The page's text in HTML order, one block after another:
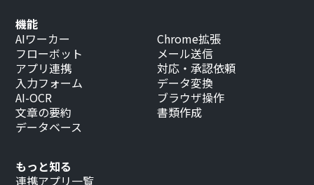
もっと知る
連携アプリ一覧
機能
AIワーカー
フローボット
アプリ連携
入力フォーム
AI-OCR
文章の要約
データベース
Chrome拡張
メール送信
対応・承認依頼
データ変換
ブラウザ操作
書類作成